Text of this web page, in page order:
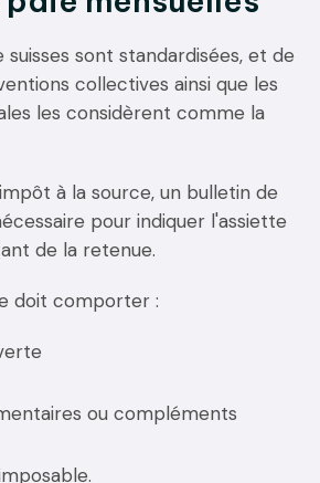
suisses sont standardisées, et de
collectives ainsi que les
les considèrent comme la
à la source, un bulletin de
pour indiquer l'assiette
de la retenue.
doit comporter :
ou compléments